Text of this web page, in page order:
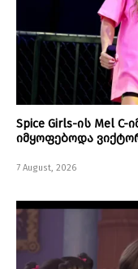
Spice Girls-ის Mel
იმყოფებოდა
7 August, 2026